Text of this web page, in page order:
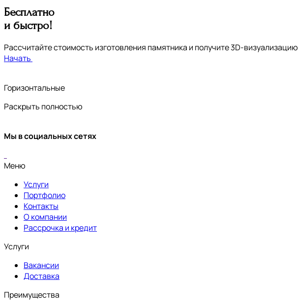
Бесплатно
и быстро!
Рассчитайте стоимость изготовления памятника и получите 3D-визуализацию
Начать
Горизонтальные
Раскрыть полностью
Мы в социальных сетях
Меню
Услуги
Портфолио
Контакты
О компании
Рассрочка и кредит
Услуги
Вакансии
Доставка
Преимущества